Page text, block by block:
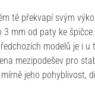
tě překvapí svým
mm od paty ke
modelů je i
mezipodešev pro
jeho pohyblivost,